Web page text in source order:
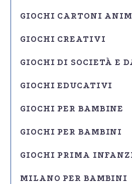
GIOCHI CARTONI
GIOCHI CREATIVI
GIOCHI DI SOCIETÀ E
GIOCHI EDUCATIVI
GIOCHI PER BAMBINE
GIOCHI PER BAMBINI
GIOCHI PRIMA
MILANO PER BAMBINI